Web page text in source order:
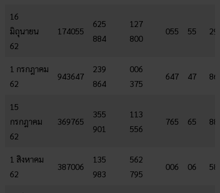
16
มิถุนายน
62
174055
625
884
127
800
055 55 29
1 กรกฎาคม
62
943647
239
864
006
375
647 47 86
15
กรกฎาคม
62
369765
355
901
113
556
765 65 88
1 สิงหาคม
62
387006
135
983
562
795
006 06 58